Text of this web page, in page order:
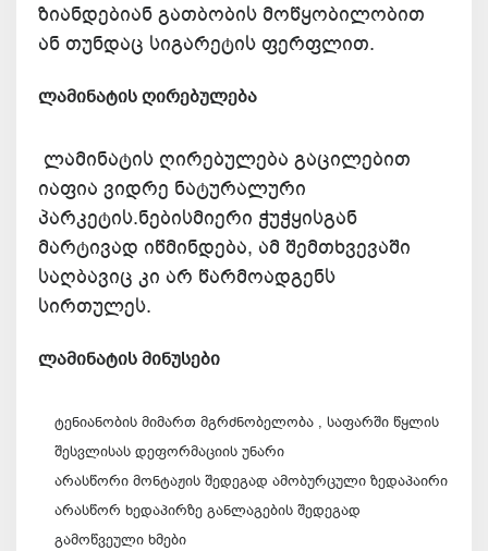
ზიანდებიან გათბობის მოწყობილობით
ან თუნდაც სიგარეტის ფერფლით.
ლამინატის ღირებულება
ლამინატის ღირებულება გაცილებით
იაფია ვიდრე ნატურალური
პარკეტის.ნებისმიერი ჭუჭყისგან
მარტივად იწმინდება, ამ შემთხვევაში
საღბავიც კი არ წარმოადგენს
სირთულეს.
ლამინატის მინუსები
ტენიანობის მიმართ მგრძნობელობა , საფარში წყლის
შესვლისას დეფორმაციის უნარი
არასწორი მონტაჟის შედეგად ამობურცული ზედაპაირი
არასწორ ხედაპირზე განლაგების შედეგად
გამოწვეული ხმები